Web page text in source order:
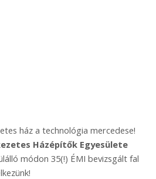
ház a technológia mercedese!
Házépítők Egyesülete
módon 35(!) ÉMI bevizsgált fal